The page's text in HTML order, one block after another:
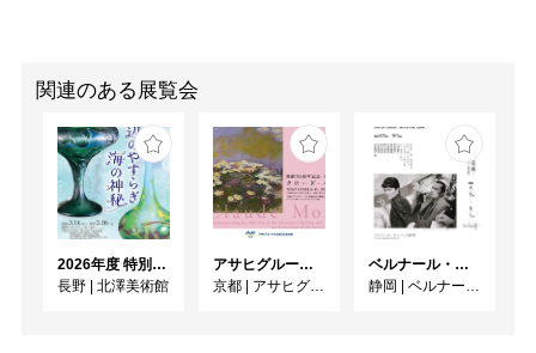
関連のある展覧会
2026年度 特別展「ガレとドーム、アール･ヌーヴォーのガラス 水辺のやすらぎ、海の神秘」
長野 | 北澤美術館
アサヒグループ大山崎山荘美術館 開館30周年記念展「没後100年 クロード・モネ」
京都 | アサヒグループ大山崎山荘美術館
ベルナール・ビュフェと写真 ーカメラがとらえたビュフェとその時代、そして21 世紀へ
静岡 | ベルナール・ビュフェ美術館